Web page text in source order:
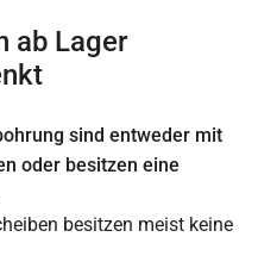
ab Lager
sind entweder mit
oder besitzen eine
besitzen meist keine